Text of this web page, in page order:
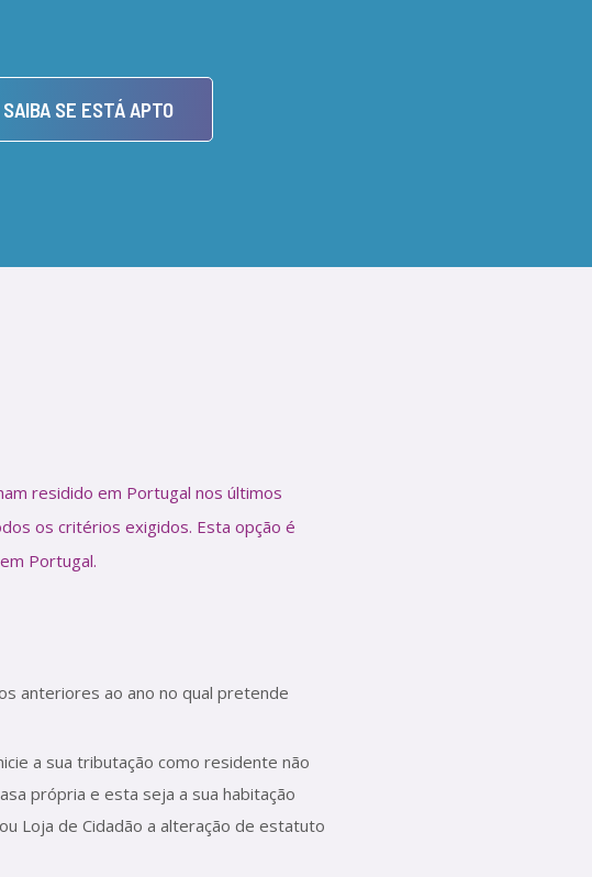
SAIBA SE ESTÁ APTO
residido em Portugal nos últimos
os critérios exigidos. Esta opção é
Portugal.
anteriores ao ano no qual pretende
a sua tributação como residente não
própria e esta seja a sua habitação
Loja de Cidadão a alteração de estatuto